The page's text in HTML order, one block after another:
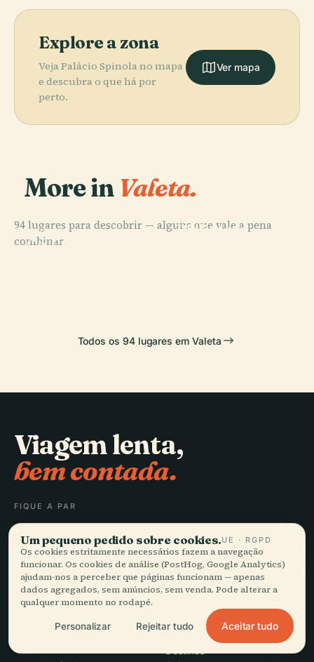
Explore a zona
Veja Palácio Spinola no mapa
e descubra o que há por
perto.
Ver mapa
More in Valeta.
94 lugares para descobrir — alguns que vale a pena
combinar.
PLACE
Co-Catedral de
Biblioteca
Todos os 94 lugares em Valeta
Viagem lenta,
bem contada.
FIQUE A PAR
Juntar-se
Audiala EXPLORAR
Destinos
Um pequeno pedido sobre cookies.UE · RGPD
Os cookies estritamente necessários fazem a navegação
funcionar. Os cookies de análise (PostHog, Google Analytics)
ajudam-nos a perceber que páginas funcionam — apenas
dados agregados, sem anúncios, sem venda. Pode alterar a
qualquer momento no rodapé.
Personalizar Rejeitar tudo Aceitar tudo